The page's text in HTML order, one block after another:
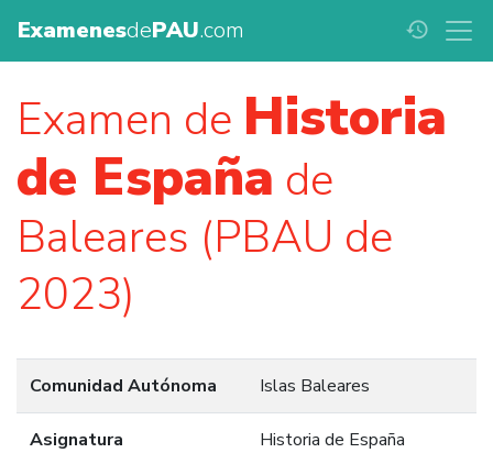
ExamenesdePAU.com history
Examen de Historia
de España de
Baleares (PBAU de
2023)
Comunidad Autónoma Islas Baleares
Asignatura Historia de España